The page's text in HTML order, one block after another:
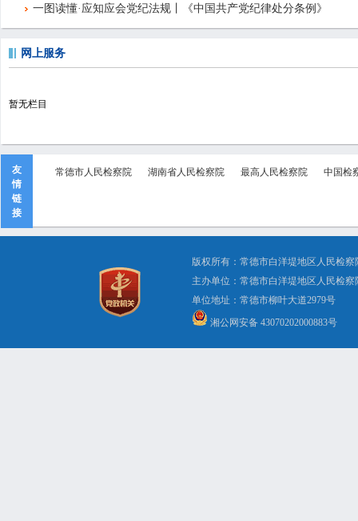
一图读懂·应知应会党纪法规丨《中国共产党纪律处分条例》
网上服务
暂无栏目
友
情
链
接
常德市人民检察院 湖南省人民检察院 最高人民检察院 中国检
版权所有：常德市白洋堤地区人民检
主办单位：常德市白洋堤地区人民检
单位地址：常德市柳叶大道2979号
湘公网安备 43070202000883号